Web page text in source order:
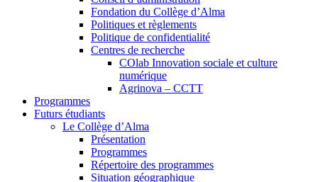
Fondation du Collège d’Alma
Politiques et règlements
Politique de confidentialité
Centres de recherche
COlab Innovation sociale et culture
numérique
Agrinova – CCTT
Programmes
Futurs étudiants
Le Collège d’Alma
Présentation
Programmes
Répertoire des programmes
Situation géographique